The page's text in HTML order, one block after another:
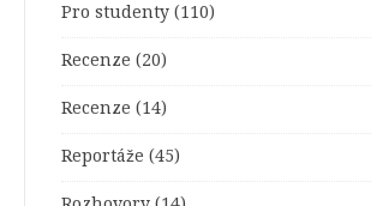
Pro studenty (110)
Recenze (20)
Recenze (14)
Reportáže (45)